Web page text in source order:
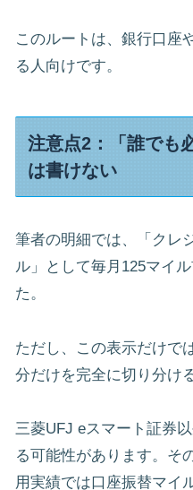
このルートは、銀行口座
る人向けです。
注意点2：「誰でも
は書けない
筆者の明細では、「クレ
ル」として毎月125マイ
た。
ただし、この表示だけで
分だけを完全に切り分け
三菱UFJ eスマート証券
る可能性があります。そ
用実績では口座振替マイ